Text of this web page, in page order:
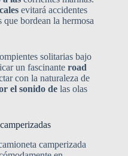
evitará accidentes
que bordean la hermosa
solitarias bajo
un fascinante road
con la naturaleza de
el sonido de las olas
camperizada